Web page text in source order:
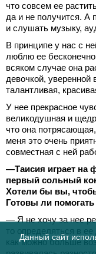
что совсем ее
да и не получится. А
и слушать музыку,
В принципе у нас с
люблю ее
всяком случае она
девочкой, уверенной
талантливая,
У нее прекрасное
великодушная и
что она
меня это очень
совместная с ней
—Таисия играет на
первый сольный
Хотели бы вы,
Готовы ли
— Я не хочу за нее
то определяться в
как можно больше
Данный сайт